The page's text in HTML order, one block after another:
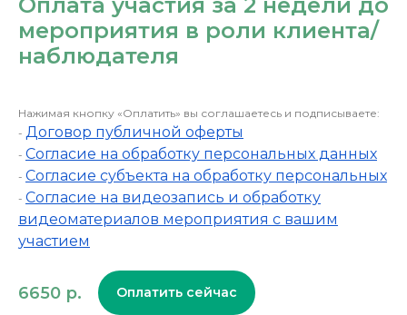
мероприятия в роли клиента/
наблюдателя
Нажимая кнопку «Оплатить» вы соглашаетесь и подписываете:
- Договор публичной оферты
- Согласие на обработку персональных данных
- Согласие субъекта на обработку персональных
- Согласие на видеозапись и обработку
видеоматериалов мероприятия с вашим
участием
6650 р. Оплатить сейчас